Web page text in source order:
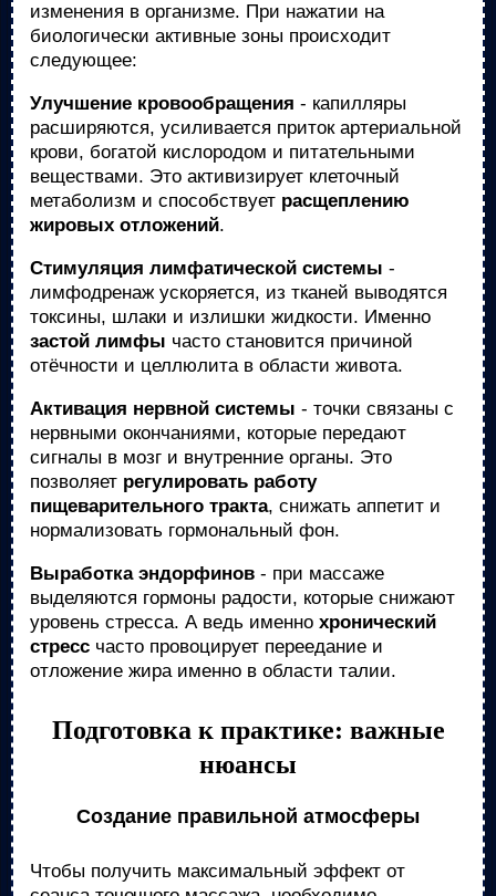
изменения в организме. При нажатии на
биологически активные зоны происходит
следующее:
Улучшение кровообращения - капилляры
расширяются, усиливается приток артериальной
крови, богатой кислородом и питательными
веществами. Это активизирует клеточный
метаболизм и способствует расщеплению
жировых отложений.
Стимуляция лимфатической системы -
лимфодренаж ускоряется, из тканей выводятся
токсины, шлаки и излишки жидкости. Именно
застой лимфы часто становится причиной
отёчности и целлюлита в области живота.
Активация нервной системы - точки связаны с
нервными окончаниями, которые передают
сигналы в мозг и внутренние органы. Это
позволяет регулировать работу
пищеварительного тракта, снижать аппетит и
нормализовать гормональный фон.
Выработка эндорфинов - при массаже
выделяются гормоны радости, которые снижают
уровень стресса. А ведь именно хронический
стресс часто провоцирует переедание и
отложение жира именно в области талии.
Подготовка к практике: важные
нюансы
Создание правильной атмосферы
Чтобы получить максимальный эффект от